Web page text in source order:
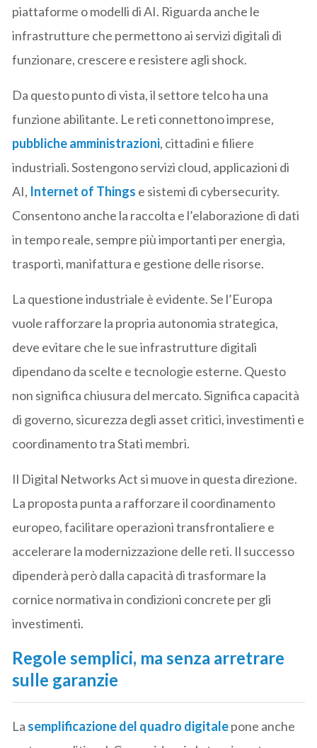
piattaforme o modelli di AI. Riguarda anche le
infrastrutture che permettono ai servizi digitali di
funzionare, crescere e resistere agli shock.
Da questo punto di vista, il settore telco ha una
funzione abilitante. Le reti connettono imprese,
pubbliche amministrazioni, cittadini e filiere
industriali. Sostengono servizi cloud, applicazioni di
AI, Internet of Things e sistemi di cybersecurity.
Consentono anche la raccolta e l’elaborazione di dati
in tempo reale, sempre più importanti per energia,
trasporti, manifattura e gestione delle risorse.
La questione industriale è evidente. Se l’Europa
vuole rafforzare la propria autonomia strategica,
deve evitare che le sue infrastrutture digitali
dipendano da scelte e tecnologie esterne. Questo
non significa chiusura del mercato. Significa capacità
di governo, sicurezza degli asset critici, investimenti e
coordinamento tra Stati membri.
Il Digital Networks Act si muove in questa direzione.
La proposta punta a rafforzare il coordinamento
europeo, facilitare operazioni transfrontaliere e
accelerare la modernizzazione delle reti. Il successo
dipenderà però dalla capacità di trasformare la
cornice normativa in condizioni concrete per gli
investimenti.
Regole semplici, ma senza arretrare
sulle garanzie
La semplificazione del quadro digitalepone anche